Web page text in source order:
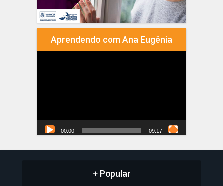
Aprendendo com Ana Eugênia
00:00 09:17
+ Popular